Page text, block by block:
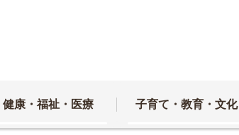
健康・福祉・医療 子育て・教育・文化